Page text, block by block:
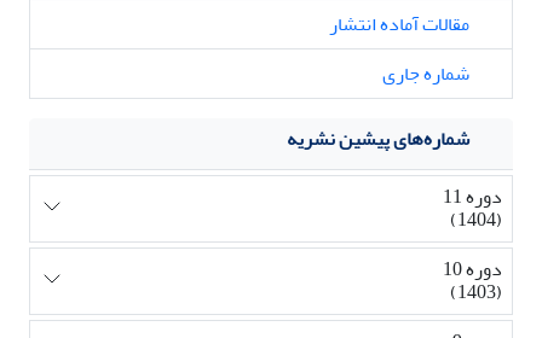
مقالات آماده انتشار
شماره جاری
شماره‌های پیشین نشریه
دوره 11
(1404)
دوره 10
(1403)